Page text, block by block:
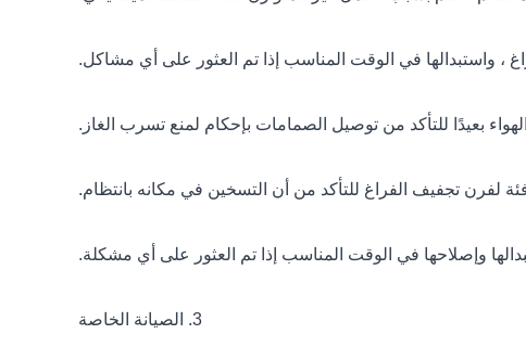
3. الصيانة الخاصة